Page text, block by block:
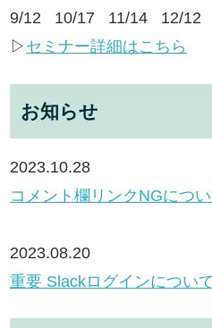
9/12 10/17 11/14 12/12
▷ セミナー詳細はこちら
お知らせ
2023.10.28
コメント欄リンクNGにつ
2023.08.20
重要 Slackログインについて